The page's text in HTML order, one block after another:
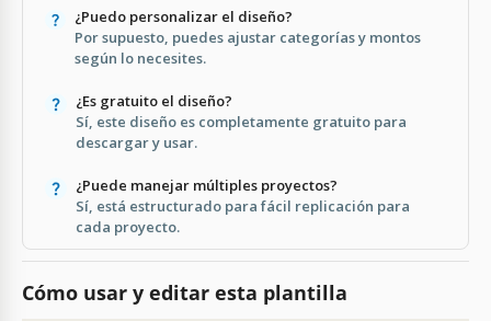
¿Puedo personalizar el diseño?
Por supuesto, puedes ajustar categorías y montos
según lo necesites.
¿Es gratuito el diseño?
Sí, este diseño es completamente gratuito para
descargar y usar.
¿Puede manejar múltiples proyectos?
Sí, está estructurado para fácil replicación para
cada proyecto.
Cómo usar y editar esta plantilla